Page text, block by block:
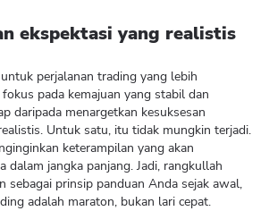
ekspektasi yang realistis
perjalanan trading yang lebih
pada kemajuan yang stabil dan
daripada menargetkan kesuksesan
Untuk satu, itu tidak mungkin terjadi.
keterampilan yang akan
dalam jangka panjang. Jadi, rangkullah
sebagai prinsip panduan Anda sejak awal,
adalah maraton, bukan lari cepat.